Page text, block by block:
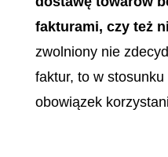
fakturami, czy też
zwolniony nie
faktur, to w
obowiązek